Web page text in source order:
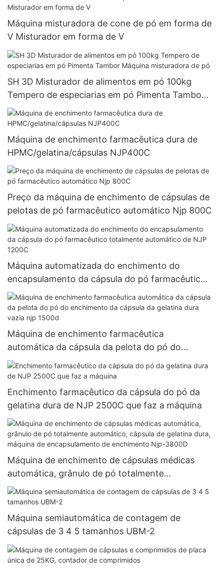
Máquina misturadora de cone de pó em forma de
V Misturador em forma de V
SH 3D Misturador de alimentos em pó 100kg
Tempero de especiarias em pó Pimenta Tambor
Máquina misturadora de pó
Máquina de enchimento farmacêutica dura de
HPMC/gelatina/cápsulas NJP400C
Preço da máquina de enchimento de cápsulas de
pelotas de pó farmacêutico automático Njp 800C
Máquina automatizada do enchimento do
encapsulamento da cápsula do pó farmacêutico
totalmente automático de NJP 1200C
Máquina de enchimento farmacêutica
automática da cápsula da pelota do pó do
enchimento da cápsula da gelatina dura vazia njp
1500d
Enchimento farmacêutico da cápsula do pó da
gelatina dura de NJP 2500C que faz a máquina
Máquina de enchimento de cápsulas médicas
automática, grânulo de pó totalmente
automático, cápsula de gelatina dura, máquina
de encapsulamento de enchimento Njp-3800D
Máquina semiautomática de contagem de
cápsulas de 3 4 5 tamanhos UBM-2